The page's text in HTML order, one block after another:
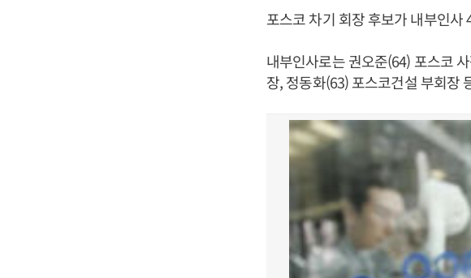
포스코 차기 회장 후보가 내부인
내부인사로는 권오준(64) 포스코
장, 정동화(63) 포스코건설 부회장